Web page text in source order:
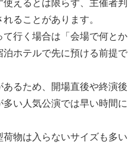
えるとは限らず、主催者判
ることがあります。
行く場合は「会場で何とか
ホテルで先に預ける前提で
るため、開場直後や終演後
い人気公演では早い時間に
物は入らないサイズも多い